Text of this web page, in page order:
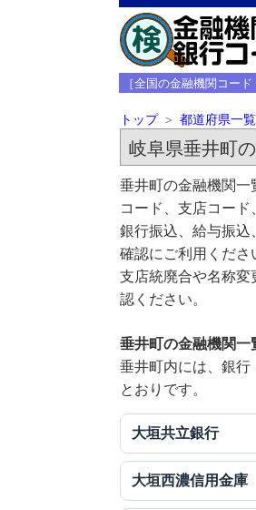
［全国の金融機関コー
トップ 都道府県一覧
岐阜県垂井町
垂井町の金融機関一
コード、支店コード
銀行振込、給与振込
確認にご利用くださ
支店統廃合や名称変
認ください。
垂井町の金融機関一
垂井町内には、銀行
とおりです。
大垣共立銀行
大垣西濃信用金庫